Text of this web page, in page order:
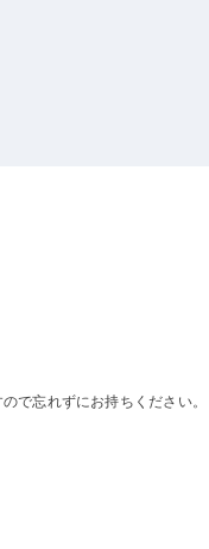
で忘れずにお持ちください。